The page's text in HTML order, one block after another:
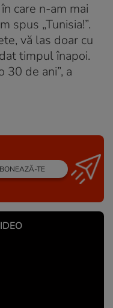
care n-am mai
spus „Tunisia!”.
vă las doar cu
timpul înapoi.
30 de ani”, a
TE